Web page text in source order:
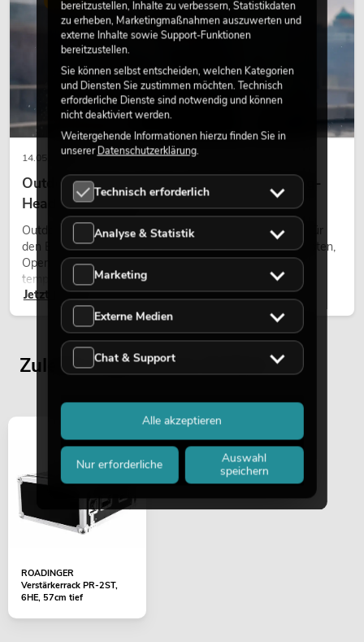
14.05.2026
Outdoor Moving-Heads: Wetterfeste Moving-
Heads bei Events
Outdoor Moving-Heads sind bewegliche Scheinwerfer für
den Einsatz im Freien. Sie werden bei Festivals, Stadtfesten,
Open-Air-Konzerten, Architekturinszenierungen und
temporären Außeninstallationen eingesetzt.
Jetzt lesen
Zuletzt angesehene Artikel
ROADINGER
Verstärkerrack PR-2ST,
6HE, 57cm tief
bereitzustellen, Inhalte zu verbessern, Statistikdaten
zu erheben, Marketingmaßnahmen auszuwerten und
externe Inhalte sowie Support-Funktionen
bereitzustellen.
Sie können selbst entscheiden, welchen Kategorien
und Diensten Sie zustimmen möchten. Technisch
erforderliche Dienste sind notwendig und können
nicht deaktiviert werden.
Weitergehende Informationen hierzu finden Sie in
unsererDatenschutzerklärung.
Technisch erforderlich
Analyse & Statistik
Marketing
Externe Medien
Chat & Support
Nur erforderliche
Auswahl
speichern
Alle akzeptieren